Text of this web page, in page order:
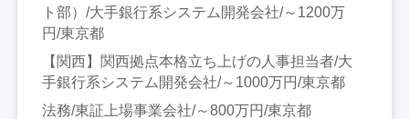
ト部）/大手銀行系システム開発会社/～1200万
円/東京都
【関西】関西拠点本格立ち上げの人事担当者/大
手銀行系システム開発会社/～1000万円/東京都
法務/東証上場事業会社/～800万円/東京都